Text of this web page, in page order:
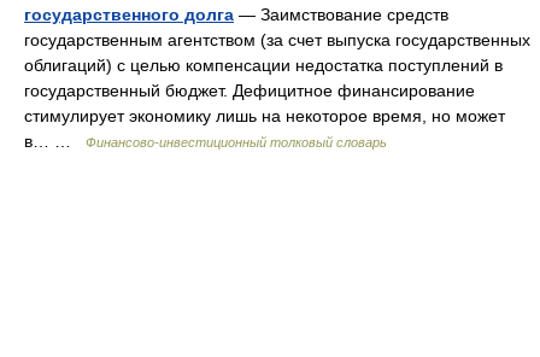
государственного долга — Заимствование средств
государственным агентством (за счет выпуска государственных
облигаций) с целью компенсации недостатка поступлений в
государственный бюджет. Дефицитное финансирование
стимулирует экономику лишь на некоторое время, но может
в… …
Финансово-инвестиционный толковый словарь